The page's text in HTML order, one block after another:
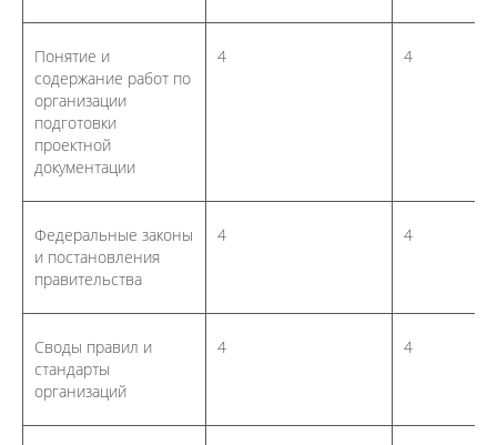
Понятие и
содержание работ по
организации
подготовки
проектной
документации
4 4
Федеральные законы
и постановления
правительства
4 4
Своды правил и
стандарты
организаций
4 4